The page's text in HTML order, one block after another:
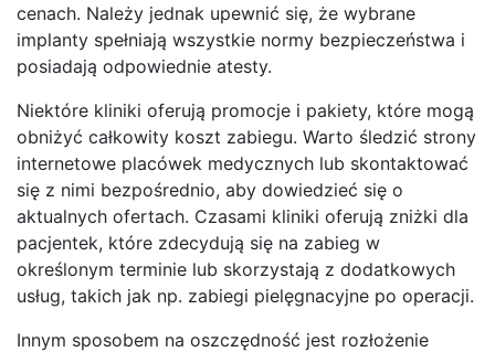
cenach. Należy jednak upewnić się, że wybrane
implanty spełniają wszystkie normy bezpieczeństwa i
posiadają odpowiednie atesty.
Niektóre kliniki oferują promocje i pakiety, które mogą
obniżyć całkowity koszt zabiegu. Warto śledzić strony
internetowe placówek medycznych lub skontaktować
się z nimi bezpośrednio, aby dowiedzieć się o
aktualnych ofertach. Czasami kliniki oferują zniżki dla
pacjentek, które zdecydują się na zabieg w
określonym terminie lub skorzystają z dodatkowych
usług, takich jak np. zabiegi pielęgnacyjne po operacji.
Innym sposobem na oszczędność jest rozłożenie